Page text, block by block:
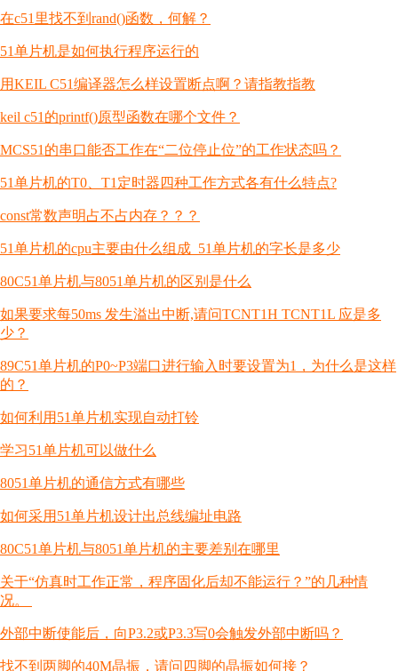
在c51里找不到rand()函数，何解？
51单片机是如何执行程序运行的
用KEIL C51编译器怎么样设置断点啊？请指教指教
keil c51的printf()原型函数在哪个文件？
MCS51的串口能否工作在“二位停止位”的工作状态吗？
51单片机的T0、T1定时器四种工作方式各有什么特点?
const常数声明占不占内存？？？
51单片机的cpu主要由什么组成_51单片机的字长是多少
80C51单片机与8051单片机的区别是什么
如果要求每50ms 发生溢出中断,请问TCNT1H TCNT1L 应是多
少？
89C51单片机的P0~P3端口进行输入时要设置为1，为什么是这样
的？
如何利用51单片机实现自动打铃
学习51单片机可以做什么
8051单片机的通信方式有哪些
如何采用51单片机设计出总线编址电路
80C51单片机与8051单片机的主要差别在哪里
关于“仿真时工作正常，程序固化后却不能运行？”的几种情
况。
外部中断使能后，向P3.2或P3.3写0会触发外部中断吗？
找不到两脚的40M晶振，请问四脚的晶振如何接？